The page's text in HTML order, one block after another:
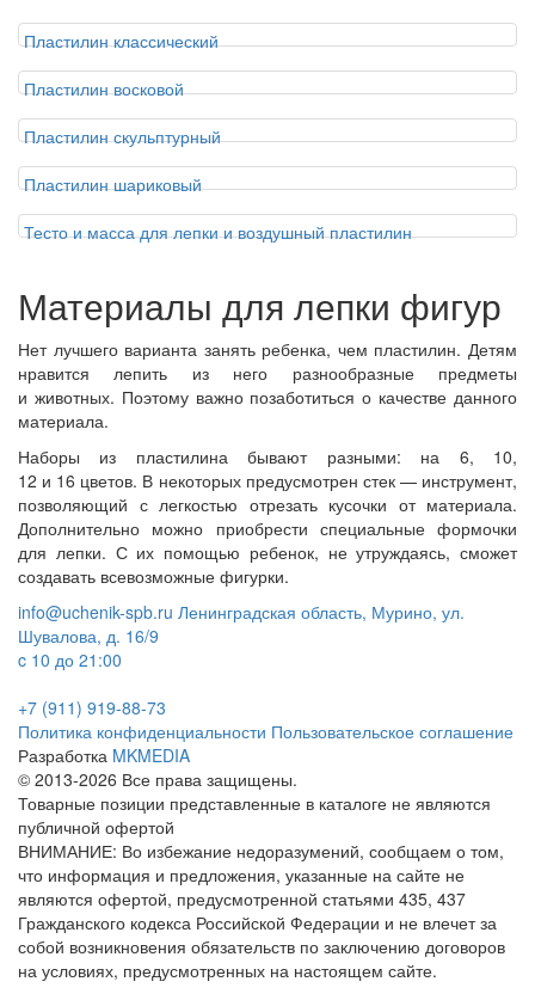
Пластилин классический
Пластилин восковой
Пластилин скульптурный
Пластилин шариковый
Тесто и масса для лепки и воздушный пластилин
Материалы для лепки фигур
Нет лучшего варианта занять ребенка, чем пластилин. Детям
нравится лепить из него разнообразные предметы
и животных. Поэтому важно позаботиться о качестве данного
материала.
Наборы из пластилина бывают разными: на 6, 10,
12 и 16 цветов. В некоторых предусмотрен стек — инструмент,
позволяющий с легкостью отрезать кусочки от материала.
Дополнительно можно приобрести специальные формочки
для лепки. С их помощью ребенок, не утруждаясь, сможет
создавать всевозможные фигурки.
info@uchenik-spb.ru Ленинградская область, Мурино, ул.
Шувалова, д. 16/9
c 10 до 21:00
+7 (911) 919-88-73
Политика конфиденциальности Пользовательское соглашение
Разработка MKMEDIA
© 2013-2026 Все права защищены.
Товарные позиции представленные в каталоге не являются
публичной офертой
ВНИМАНИЕ: Во избежание недоразумений, сообщаем о том,
что информация и предложения, указанные на сайте не
являются офертой, предусмотренной статьями 435, 437
Гражданского кодекса Российской Федерации и не влечет за
собой возникновения обязательств по заключению договоров
на условиях, предусмотренных на настоящем сайте.